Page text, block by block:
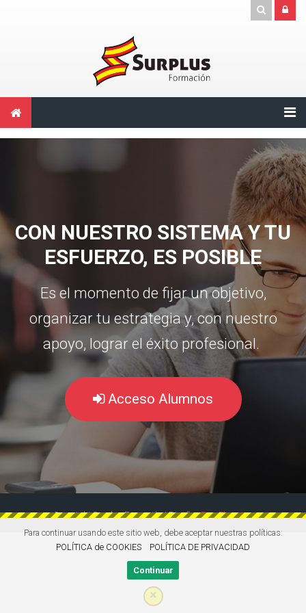
CON NUESTRO SISTEMA Y TU
ESFUERZO, ES POSIBLE
Es el momento de fijar un objetivo,
organizar tu estrategia y, con nuestro
apoyo, lograr el éxito profesional.
Acceso Alumnos
Copyright Surplus Formación | Diseño:EasyElearning
Para continuar usando este sitio web, debe aceptar nuestras políticas:
POLÍTICA de COOKIES
POLÍTICA DE PRIVACIDAD
Continuar